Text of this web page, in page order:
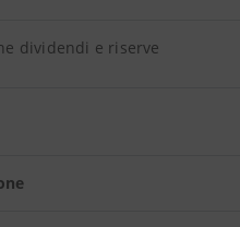
dividendi e riserve